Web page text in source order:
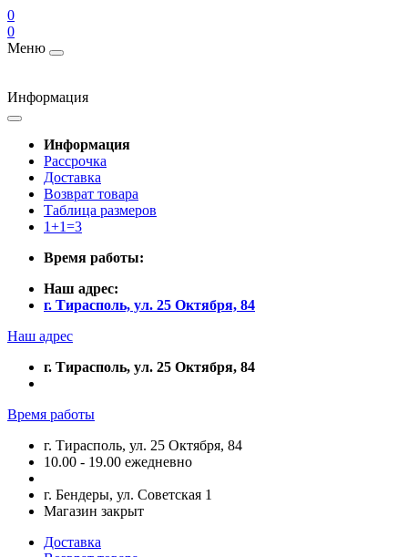
0
0
Меню
Информация
Информация
Рассрочка
Доставка
Возврат товара
Таблица размеров
1+1=3
Время работы:
Наш адрес:
г. Тирасполь, ул. 25 Октября, 84
Наш адрес
г. Тирасполь, ул. 25 Октября, 84
Время работы
г. Тирасполь, ул. 25 Октября, 84
10.00 - 19.00 ежедневно
г. Бендеры, ул. Советская 1
Магазин закрыт
Доставка